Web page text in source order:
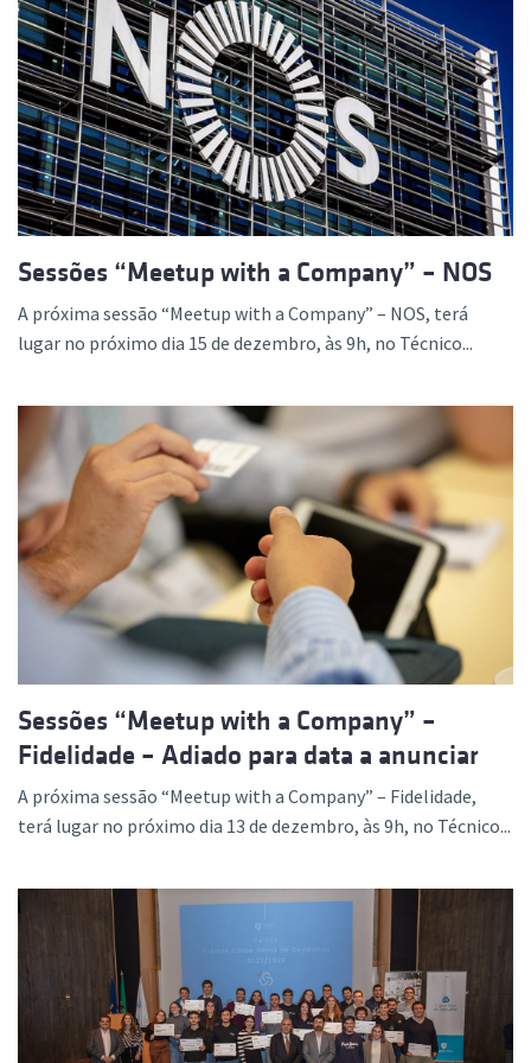
Sessões “Meetup with a Company” – NOS
A próxima sessão “Meetup with a Company” – NOS, terá
lugar no próximo dia 15 de dezembro, às 9h, no Técnico...
Sessões “Meetup with a Company” –
Fidelidade – Adiado para data a anunciar
A próxima sessão “Meetup with a Company” – Fidelidade,
terá lugar no próximo dia 13 de dezembro, às 9h, no Técnico...